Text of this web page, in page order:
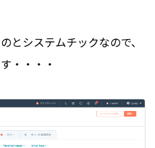
とシステムチックなので、
・・・・